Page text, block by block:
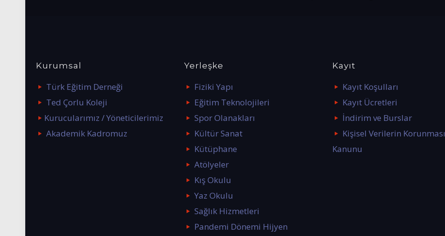
Kurumsal
Türk Eğitim Derneği
Ted Çorlu Koleji
Kurucularımız / Yöneticilerimiz
Akademik Kadromuz
Yerleşke
Fiziki Yapı
Eğitim Teknolojileri
Spor Olanakları
Kültür Sanat
Kütüphane
Atölyeler
Kış Okulu
Yaz Okulu
Sağlık Hizmetleri
Pandemi Dönemi Hijyen
Kayıt
Kayıt Koşulları
Kayıt Ücretleri
İndirim ve Burslar
Kişisel Verilerin Korunması
Kanunu